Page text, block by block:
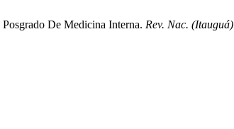
De Medicina Interna. Rev. Nac. (Itauguá)